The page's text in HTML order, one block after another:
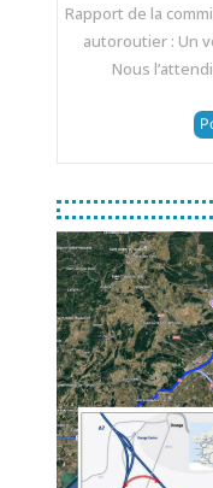
Rapport de la
autoroutier : Un
Nous